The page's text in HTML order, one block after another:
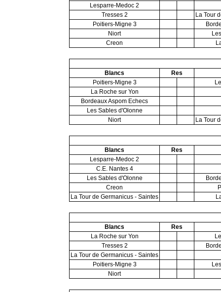
Lesparre-Medoc 2
Tresses 2
La Tour
Poitiers-Migne 3
Niort
Creon
Blancs
Res
Poitiers-Migne 3
La Roche sur Yon
Bordeaux Aspom Echecs
Les Sables d'Olonne
Niort
La Tour
Blancs
Res
Lesparre-Medoc 2
C.E. Nantes 4
Les Sables d'Olonne
Creon
La Tour de Germanicus - Saintes
Blancs
Res
La Roche sur Yon
Tresses 2
La Tour de Germanicus - Saintes
Poitiers-Migne 3
Niort